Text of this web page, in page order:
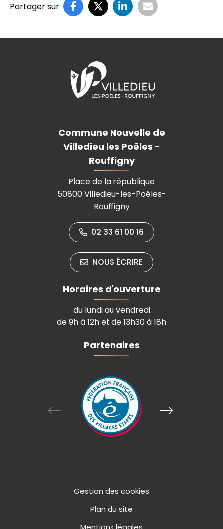
Partager sur
Commune Nouvelle de
Villedieu les Poêles -
Rouffigny
Place de la république
50800 Villedieu-les-Poêles-
Rouffigny
02 33 61 00 16
NOUS ÉCRIRE
Horaires d'ouverture
du lundi au vendredi
de 9h à 12h et de 13h30 à 18h
Partenaires
Gestion des cookies
Plan du site